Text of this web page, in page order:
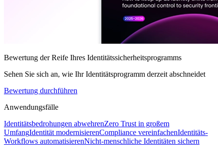
Bewertung der Reife Ihres Identitätssicherheitsprogramms
Sehen Sie sich an, wie Ihr Identitätsprogramm derzeit abschneidet
Bewertung durchführen
Anwendungsfälle
Identitätsbedrohungen abwehrenZero Trust in großem
UmfangIdentität modernisierenCompliance vereinfachenIdentitäts-
Workflows automatisierenNicht-menschliche Identitäten sichern